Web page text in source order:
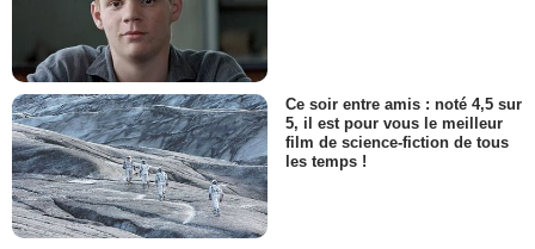
Ce soir entre amis : noté 4,5 sur
5, il est pour vous le meilleur
film de science-fiction de tous
les temps !